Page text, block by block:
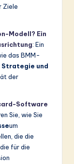
Ziele
Modell? Ein
: Ein
das BMM-
Strategie und
der
Software
Sie, wie Sie
um
die die
für die